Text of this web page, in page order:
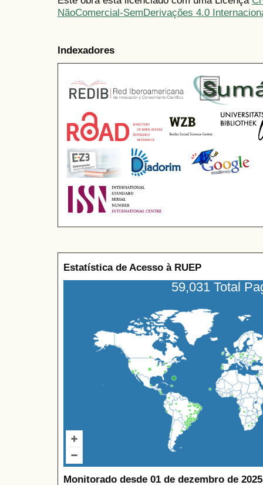
NãoComercial-SemDerivações 4.0
Indexadores
Estatística de Acesso à RUEP
59,031 Total
Monitorado desde 01 de dezembro de